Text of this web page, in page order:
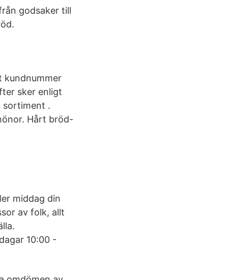
godsaker till
kundnummer
sker enligt
sortiment .
Hårt bröd-
middag din
av folk, allt
10:00 -